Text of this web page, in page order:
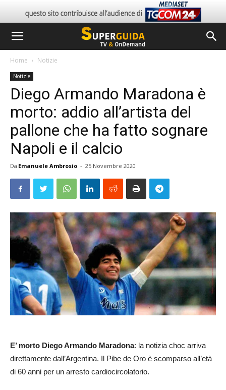
Home Notizie
Notizie
Diego Armando Maradona è
morto: addio all’artista del
pallone che ha fatto sognare
Napoli e il calcio
Da Emanuele Ambrosio - 25 Novembre 2020
E’ morto Diego Armando Maradona: la notizia choc arriva
direttamente dall’Argentina. Il Pibe de Oro è scomparso all’età
di 60 anni per un arresto cardiocircolatorio.